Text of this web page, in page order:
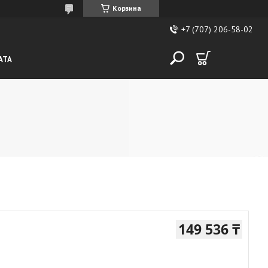
Корзина
+7 (707) 206-58-02
149 536 ₸